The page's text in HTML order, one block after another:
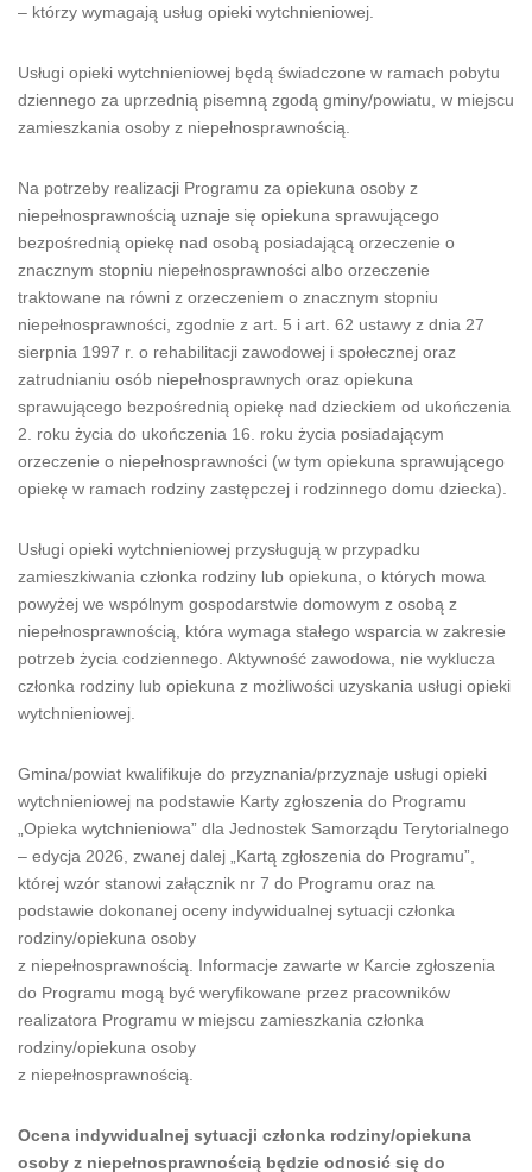
– którzy wymagają usług opieki wytchnieniowej.
Usługi opieki wytchnieniowej będą świadczone w ramach pobytu
dziennego za uprzednią pisemną zgodą gminy/powiatu, w miejscu
zamieszkania osoby z niepełnosprawnością.
Na potrzeby realizacji Programu za opiekuna osoby z
niepełnosprawnością uznaje się opiekuna sprawującego
bezpośrednią opiekę nad osobą posiadającą orzeczenie o
znacznym stopniu niepełnosprawności albo orzeczenie
traktowane na równi z orzeczeniem o znacznym stopniu
niepełnosprawności, zgodnie z art. 5 i art. 62 ustawy z dnia 27
sierpnia 1997 r. o rehabilitacji zawodowej i społecznej oraz
zatrudnianiu osób niepełnosprawnych oraz opiekuna
sprawującego bezpośrednią opiekę nad dzieckiem od ukończenia
2. roku życia do ukończenia 16. roku życia posiadającym
orzeczenie o niepełnosprawności (w tym opiekuna sprawującego
opiekę w ramach rodziny zastępczej i rodzinnego domu dziecka).
Usługi opieki wytchnieniowej przysługują w przypadku
zamieszkiwania członka rodziny lub opiekuna, o których mowa
powyżej we wspólnym gospodarstwie domowym z osobą z
niepełnosprawnością, która wymaga stałego wsparcia w zakresie
potrzeb życia codziennego. Aktywność zawodowa, nie wyklucza
członka rodziny lub opiekuna z możliwości uzyskania usługi opieki
wytchnieniowej.
Gmina/powiat kwalifikuje do przyznania/przyznaje usługi opieki
wytchnieniowej na podstawie Karty zgłoszenia do Programu
„Opieka wytchnieniowa” dla Jednostek Samorządu Terytorialnego
– edycja 2026, zwanej dalej „Kartą zgłoszenia do Programu”,
której wzór stanowi załącznik nr 7 do Programu oraz na
podstawie dokonanej oceny indywidualnej sytuacji członka
rodziny/opiekuna osoby
z niepełnosprawnością. Informacje zawarte w Karcie zgłoszenia
do Programu mogą być weryfikowane przez pracowników
realizatora Programu w miejscu zamieszkania członka
rodziny/opiekuna osoby
z niepełnosprawnością.
Ocena indywidualnej sytuacji członka rodziny/opiekuna
osoby z niepełnosprawnością będzie odnosić się do